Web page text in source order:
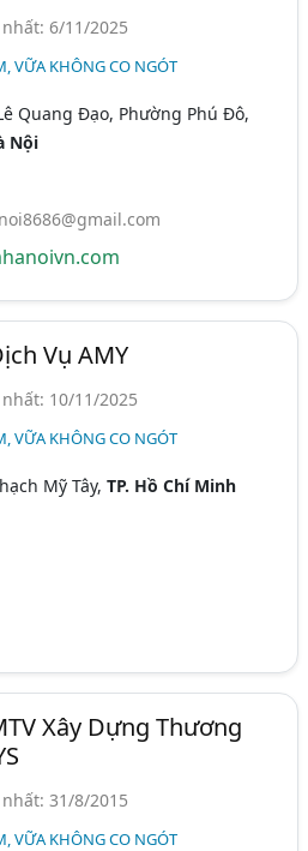
6/11/2025
VỮA KHÔNG CO NGÓT
Quang Đạo, Phường Phú Đô,
Nội
Vụ AMY
10/11/2025
VỮA KHÔNG CO NGÓT
Mỹ Tây,TP. Hồ Chí Minh
Xây Dựng Thương
31/8/2015
VỮA KHÔNG CO NGÓT